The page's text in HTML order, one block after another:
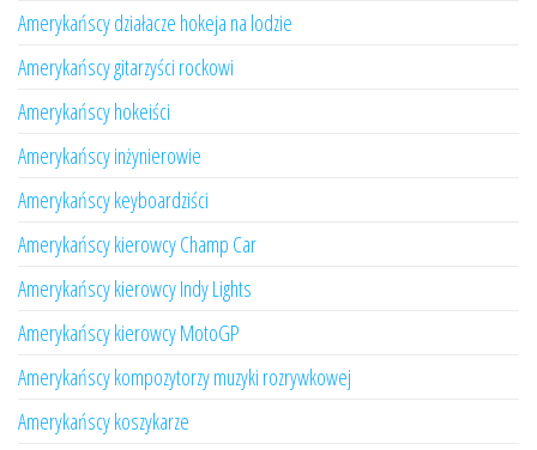
Amerykańscy działacze hokeja na lodzie
Amerykańscy gitarzyści rockowi
Amerykańscy hokeiści
Amerykańscy inżynierowie
Amerykańscy keyboardziści
Amerykańscy kierowcy Champ Car
Amerykańscy kierowcy Indy Lights
Amerykańscy kierowcy MotoGP
Amerykańscy kompozytorzy muzyki rozrywkowej
Amerykańscy koszykarze